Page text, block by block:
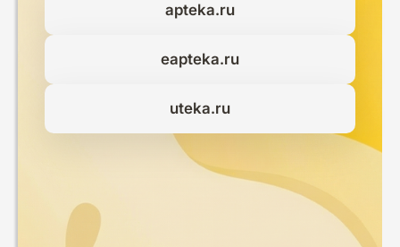
apteka.ru
eapteka.ru
uteka.ru